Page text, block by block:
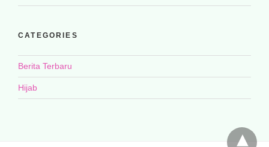
CATEGORIES
Berita Terbaru
Hijab